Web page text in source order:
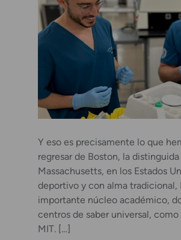
Y eso es precisamente lo que
regresar de Boston, la
Massachusetts, en los Estados
deportivo y con alma tradicional,
importante núcleo académico,
centros de saber universal,
MIT. […]